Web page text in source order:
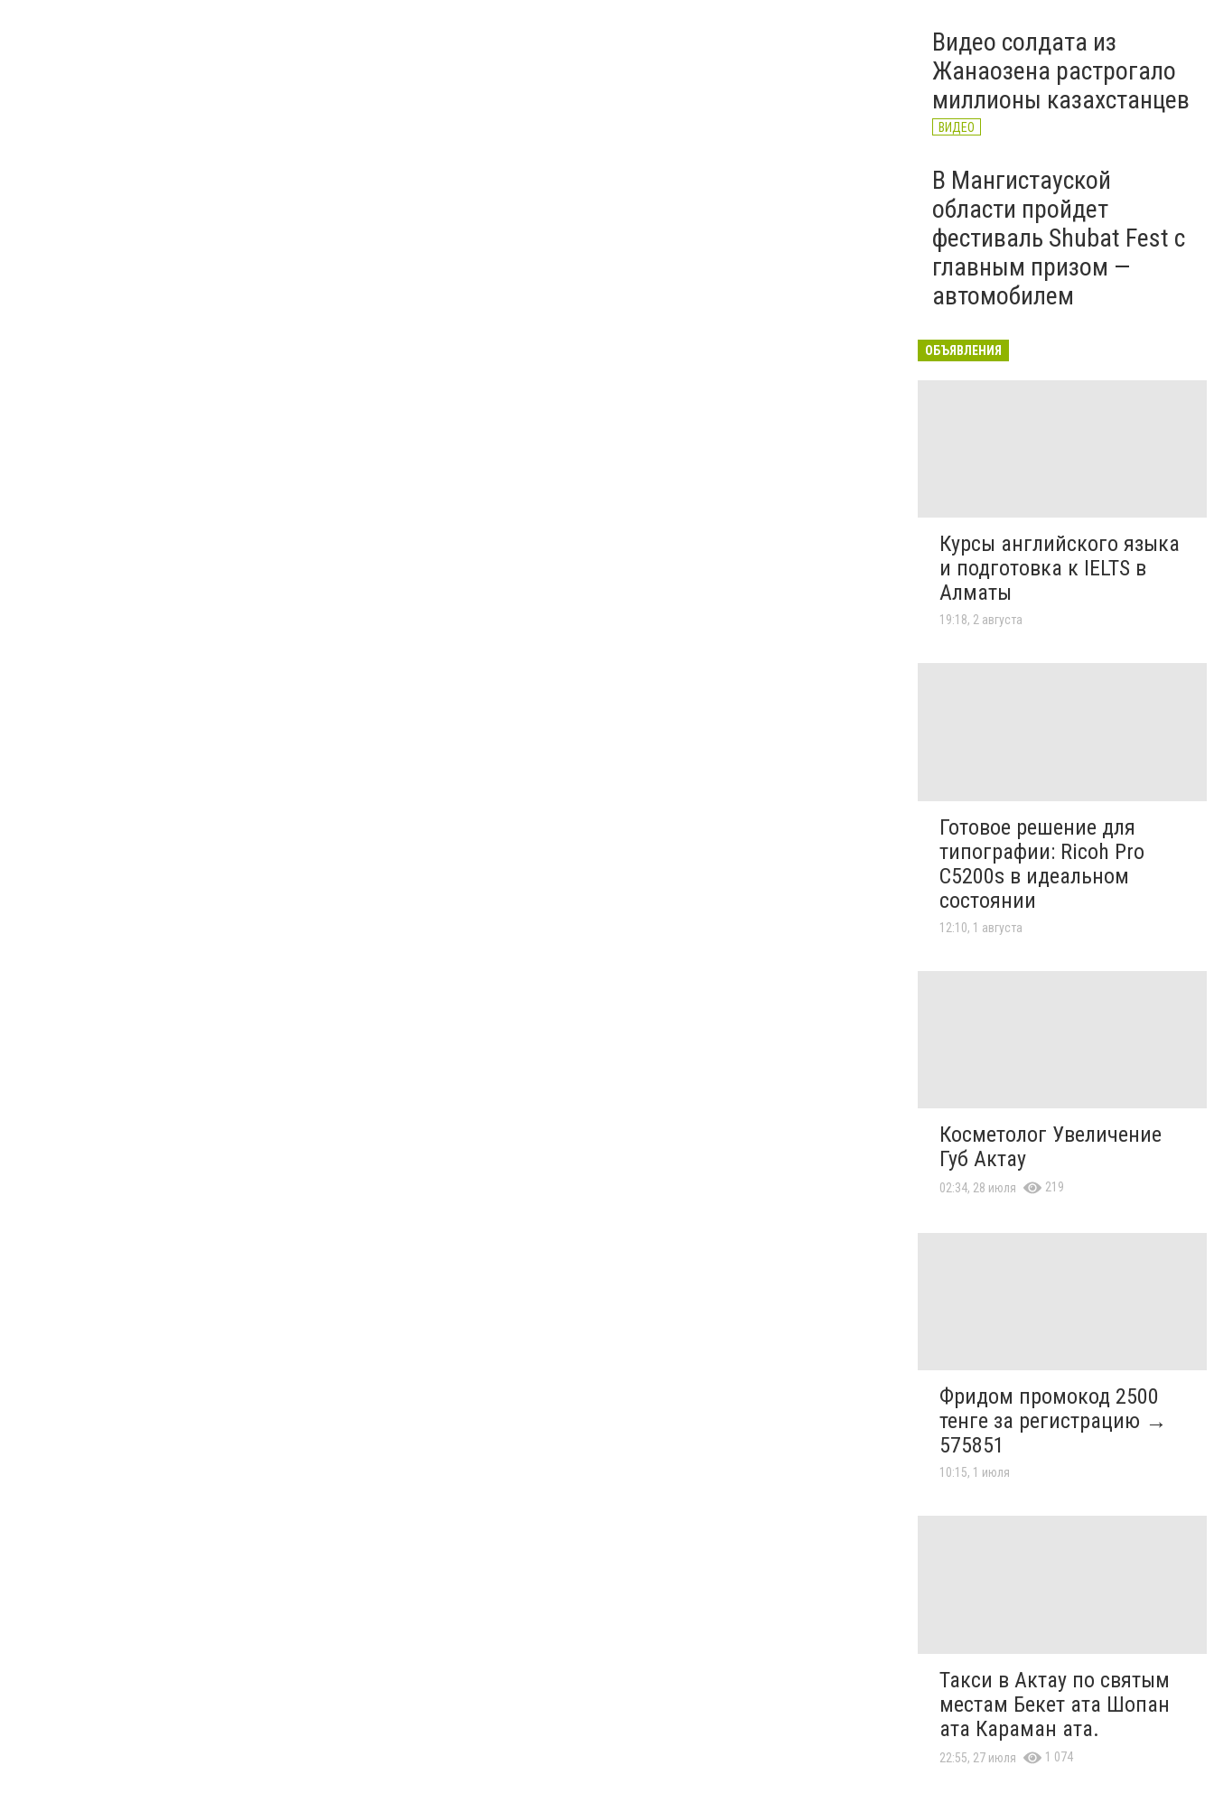
Видео солдата из
Жанаозена растрогало
миллионы казахстанцев
ВИДЕО
В Мангистауской
области пройдет
фестиваль Shubat Fest с
главным призом —
автомобилем
ОБЪЯВЛЕНИЯ
Курсы английского языка
и подготовка к IELTS в
Алматы
19:18, 2 августа
Готовое решение для
типографии: Ricoh Pro
C5200s в идеальном
состоянии
12:10, 1 августа
Косметолог Увеличение
Губ Актау
02:34, 28 июля 219
Фридом промокод 2500
тенге за регистрацию →
575851
10:15, 1 июля
Такси в Актау по святым
местам Бекет ата Шопан
ата Караман ата.
22:55, 27 июля 1 074